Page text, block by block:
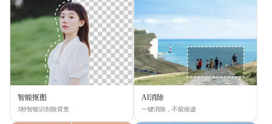
智能抠图
3秒智能识别除背景
AI消除
一键消除，不留痕迹